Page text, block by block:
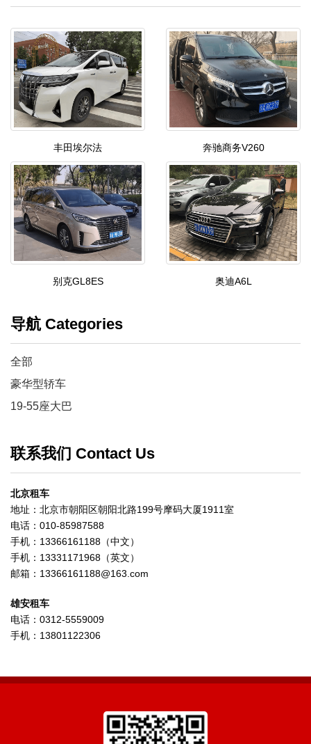
丰田埃尔法 奔驰商务V260
别克GL8ES 奥迪A6L
导航 Categories
全部
豪华型轿车
19-55座大巴
联系我们 Contact Us
北京租车
地址：北京市朝阳区朝阳北路199号摩码大厦1911室
电话：010-85987588
手机：13366161188（中文）
手机：13331171968（英文）
邮箱：13366161188@163.com
雄安租车
电话：0312-5559009
手机：13801122306